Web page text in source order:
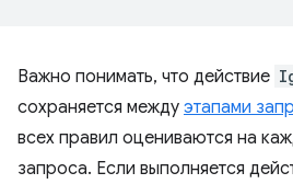
Важно понимать, что действие
сохраняется между этапами
всех правил оцениваются на
запроса. Если выполняется